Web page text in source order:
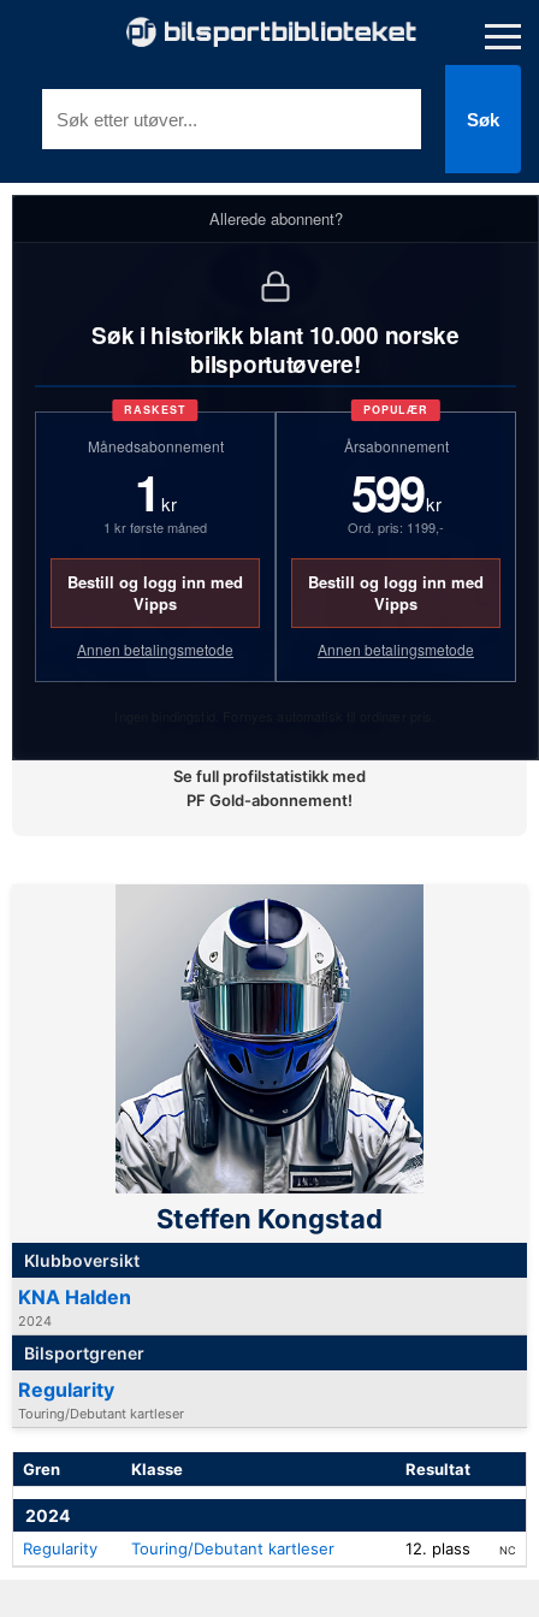
Søk
Se full profilstatistikk med
PF Gold-abonnement!
Allerede abonnent?
Søk i historikk blant 10.000 norske
bilsportutøvere!
RASKEST
Månedsabonnement
1 kr
1 kr første måned
Bestill og logg inn med
Vipps
Annen betalingsmetode
POPULÆR
Årsabonnement
599kr
Ord. pris: 1199,-
Bestill og logg inn med
Vipps
Annen betalingsmetode
Steffen Kongstad
Klubboversikt
KNA Halden
2024
Bilsportgrener
Regularity
Touring/Debutant kartleser
Gren Klasse Resultat
2024
Regularity Touring/Debutant kartleser 12. plass NC